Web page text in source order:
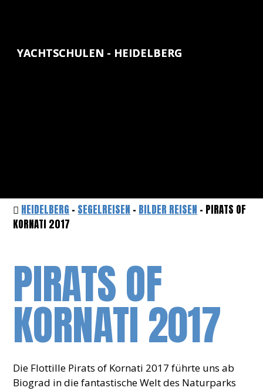
YACHTSCHULEN - HEIDELBERG
HEIDELBERG - SEGELREISEN - BILDER REISEN - PIRATS OF
KORNATI 2017
PIRATS OF
KORNATI 2017
Die Flottille Pirats of Kornati 2017 führte uns ab
Biograd in die fantastische Welt des Naturparks